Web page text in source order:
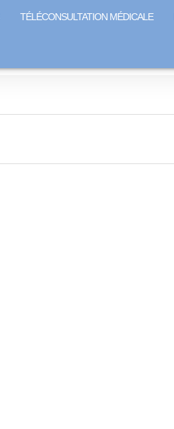
TÉLÉCONSULTATION MÉDICALE